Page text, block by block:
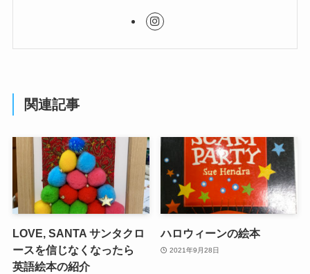
関連記事
LOVE, SANTA サンタクロ
ースを信じなくなったら
英語絵本の紹介
ハロウィーンの絵本
2021年9月28日